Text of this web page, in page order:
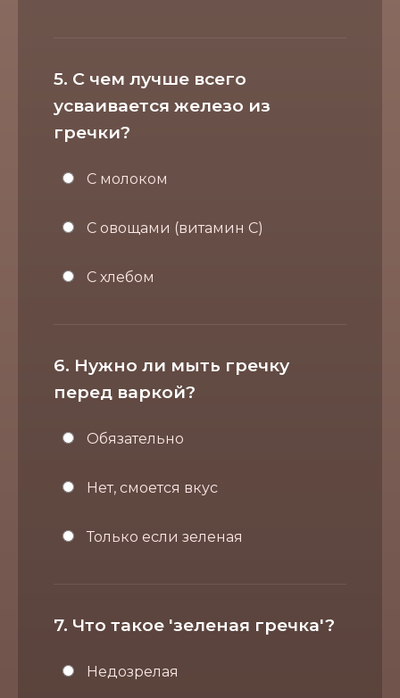
5. С чем лучше всего
усваивается железо из
гречки?
С молоком
С овощами (витамин С)
С хлебом
6. Нужно ли мыть гречку
перед варкой?
Обязательно
Нет, смоется вкус
Только если зеленая
7. Что такое 'зеленая гречка'?
Недозрелая